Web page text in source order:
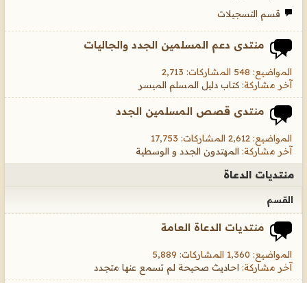
قسم التسجيلات
منتدى دعم المسلمين الجدد والجاليات
المواضيع: 548 المشاركات: 2,713
آخر مشاركة: كتاب دليل المسلم الميسر
منتدى قصص المسلمين الجدد
المواضيع: 2,612 المشاركات: 17,753
آخر مشاركة: المهتدون الجدد و الوسطية
منتديات الدعاة
القسم
منتديات الدعاة العامة
المواضيع: 1,360 المشاركات: 5,889
آخر مشاركة: احاديث صحيحة لم تسمع عنها متجدد